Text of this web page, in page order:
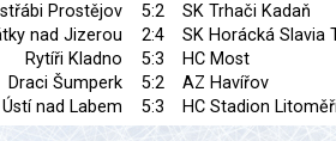
Prostějov
5:2
SK Trhači Kadaň
nad Jizerou
2:4
SK Horácká Slavia
Rytíři Kladno
5:3
HC Most
Draci Šumperk
5:2
AZ Havířov
nad Labem
5:3 HC Stadion